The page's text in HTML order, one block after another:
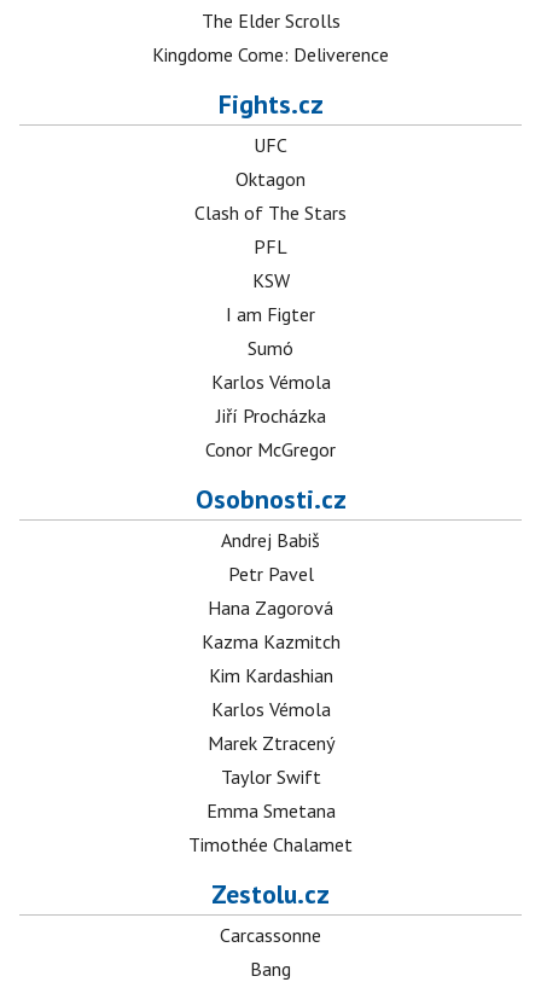
The Elder Scrolls
Kingdome Come: Deliverence
Fights.cz
UFC
Oktagon
Clash of The Stars
PFL
KSW
I am Figter
Sumó
Karlos Vémola
Jiří Procházka
Conor McGregor
Osobnosti.cz
Andrej Babiš
Petr Pavel
Hana Zagorová
Kazma Kazmitch
Kim Kardashian
Karlos Vémola
Marek Ztracený
Taylor Swift
Emma Smetana
Timothée Chalamet
Zestolu.cz
Carcassonne
Bang